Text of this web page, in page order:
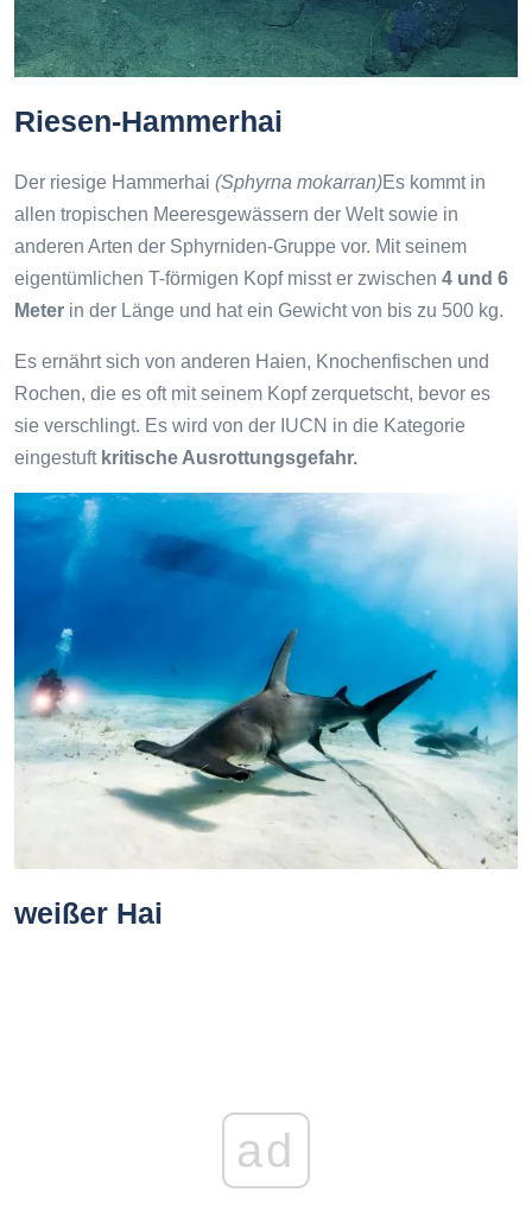
Riesen-Hammerhai
Der riesige Hammerhai (Sphyrna mokarran)Es kommt in
allen tropischen Meeresgewässern der Welt sowie in
anderen Arten der Sphyrniden-Gruppe vor. Mit seinem
eigentümlichen T-förmigen Kopf misst er zwischen 4 und 6
Meter in der Länge und hat ein Gewicht von bis zu 500 kg.
Es ernährt sich von anderen Haien, Knochenfischen und
Rochen, die es oft mit seinem Kopf zerquetscht, bevor es
sie verschlingt. Es wird von der IUCN in die Kategorie
eingestuft kritische Ausrottungsgefahr.
weißer Hai
ad